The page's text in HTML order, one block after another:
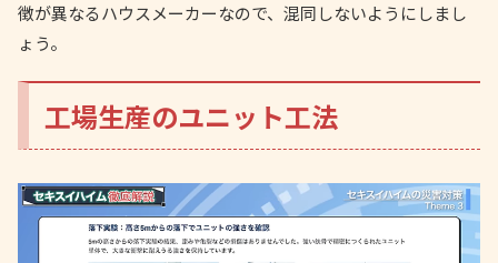
徴が異なるハウスメーカーなので、混同しないようにしまし
ょう。
工場生産のユニット工法